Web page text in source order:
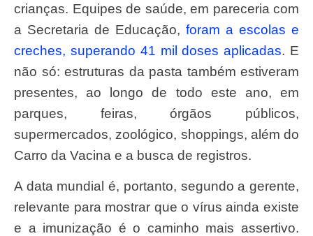
crianças. Equipes de saúde, em pareceria com
a Secretaria de Educação, foram a escolas e
creches, superando 41 mil doses aplicadas. E
não só: estruturas da pasta também estiveram
presentes, ao longo de todo este ano, em
parques, feiras, órgãos públicos,
supermercados, zoológico, shoppings, além do
Carro da Vacina e a busca de registros.
A data mundial é, portanto, segundo a gerente,
relevante para mostrar que o vírus ainda existe
e a imunização é o caminho mais assertivo.